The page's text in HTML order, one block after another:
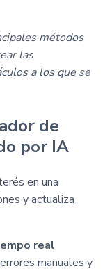
métodos
las
a los que se
de
por IA
en una
y actualiza
real
manuales y